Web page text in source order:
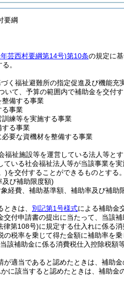
要綱
芸西村要綱第14号)第10条の規定に
。
づく福祉避難所の指定促進及び機能
いて、予算の範囲内で補助金を交付す
備する事業
る事業
練等を実施する事業
する事業
要な資機材を整備する事業
福祉施設等を運営している法人等とす
いる社会福祉法人等が当該事業を
)を交付することができるものとする。
び補助限度額)
経費、補助基準額、補助率及び補助
きは、 別記第1号様式による補助金
交付申請書の提出に当たって、当該
律第108号)に規定する仕入れに係る
の税率を乗じて得た金額に補助率を
該補助金に係る消費税仕入控除税額
適当であると認めたときは、補助
に該当すると認めたときは、補助金